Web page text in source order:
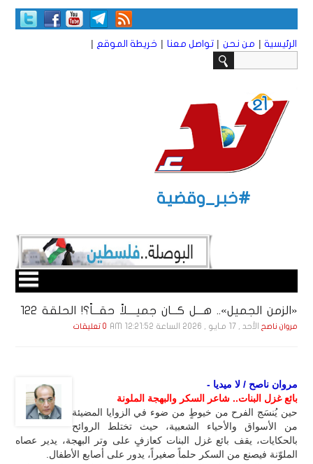
الرئيسية | من نحن | تواصل معنا | خريطة الموقع |
#خبر_وقضية
«الزمن الجميل».. هـــل كـــان جميــــلاً حقـــاً؟! الحلقة 122
مروان ناصح الأحد , 17 مـايـو , 2026 الساعة 12:21:52 AM 0 تعليقات
مروان ناصح / لا ميديا -
بائع غزل البنات.. شاعر السكر والبهجة الملونة
حين يُنسَج الفرح من خيوطٍ من ضوء في الزوايا المضيئة
من الأسواق والأحياء الشعبية، حيث تختلط الروائح
بالحكايات، يقف بائع غزل البنات كعازفٍ على وتر البهجة، يدير عصاه
الملوّنة فيصنع من السكر حلماً صغيراً، يدور على أصابع الأطفال.